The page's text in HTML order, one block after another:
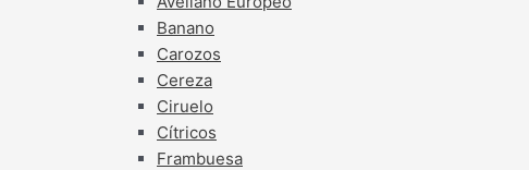
Banano
Carozos
Cereza
Ciruelo
Cítricos
Frambuesa